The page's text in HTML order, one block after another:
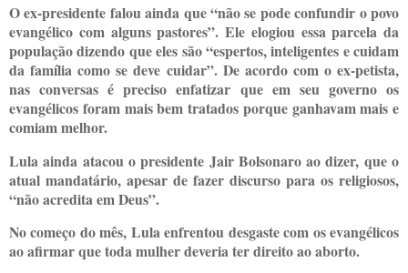
O ex-presidente falou ainda que “não se pode confundir o povo
evangélico com alguns pastores”. Ele elogiou essa parcela da
população dizendo que eles são “espertos, inteligentes e cuidam
da família como se deve cuidar”. De acordo com o ex-petista,
nas conversas é preciso enfatizar que em seu governo os
evangélicos foram mais bem tratados porque ganhavam mais e
comiam melhor.
Lula ainda atacou o presidente Jair Bolsonaro ao dizer, que o
atual mandatário, apesar de fazer discurso para os religiosos,
“não acredita em Deus”.
No começo do mês, Lula enfrentou desgaste com os evangélicos
ao afirmar que toda mulher deveria ter direito ao aborto.